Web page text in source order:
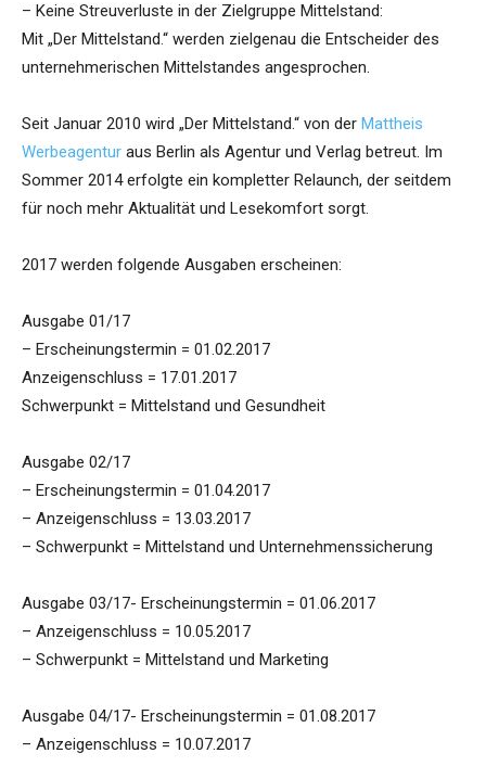
– Keine Streuverluste in der Zielgruppe Mittelstand:
Mit „Der Mittelstand.“ werden zielgenau die Entscheider des
unternehmerischen Mittelstandes angesprochen.
Seit Januar 2010 wird „Der Mittelstand.“ von der Mattheis
Werbeagentur aus Berlin als Agentur und Verlag betreut. Im
Sommer 2014 erfolgte ein kompletter Relaunch, der seitdem
für noch mehr Aktualität und Lesekomfort sorgt.
2017 werden folgende Ausgaben erscheinen:
Ausgabe 01/17
– Erscheinungstermin = 01.02.2017
Anzeigenschluss = 17.01.2017
Schwerpunkt = Mittelstand und Gesundheit
Ausgabe 02/17
– Erscheinungstermin = 01.04.2017
– Anzeigenschluss = 13.03.2017
– Schwerpunkt = Mittelstand und Unternehmenssicherung
Ausgabe 03/17- Erscheinungstermin = 01.06.2017
– Anzeigenschluss = 10.05.2017
– Schwerpunkt = Mittelstand und Marketing
Ausgabe 04/17- Erscheinungstermin = 01.08.2017
– Anzeigenschluss = 10.07.2017